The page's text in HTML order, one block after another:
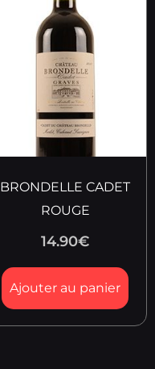
BRONDELLE CADET
ROUGE
14.90€
Ajouter au panier